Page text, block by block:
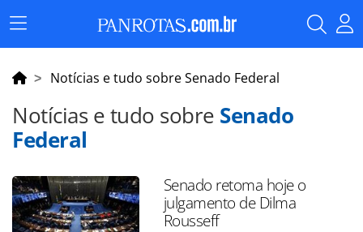
Menu
Principal
Notícias e tudo sobre Senado Federal
Notícias e tudo sobre Senado
Federal
Senado retoma hoje o
julgamento de Dilma
Rousseff